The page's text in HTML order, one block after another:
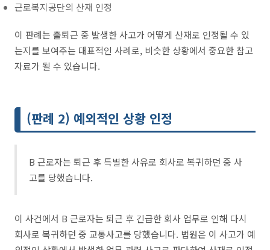
근로복지공단의 산재 인정
이 판례는 출퇴근 중 발생한 사고가 어떻게 산재로 인정될 수 있
는지를 보여주는 대표적인 사례로, 비슷한 상황에서 중요한 참고
자료가 될 수 있습니다.
(판례 2) 예외적인 상황 인정
B 근로자는 퇴근 후 특별한 사유로 회사로 복귀하던 중 사
고를 당했습니다.
이 사건에서 B 근로자는 퇴근 후 긴급한 회사 업무로 인해 다시
회사로 복귀하던 중 교통사고를 당했습니다. 법원은 이 사고가 예